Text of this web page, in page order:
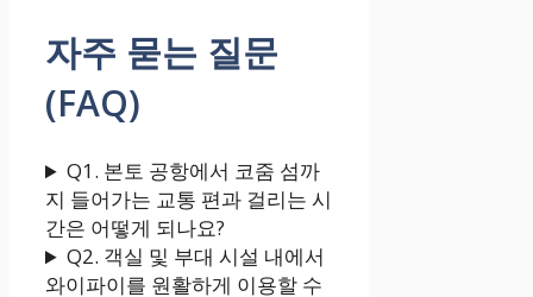
자주 묻는 질문
(FAQ)
Q1. 본토 공항에서 코줌 섬까
지 들어가는 교통 편과 걸리는 시
간은 어떻게 되나요?
Q2. 객실 및 부대 시설 내에서
와이파이를 원활하게 이용할 수